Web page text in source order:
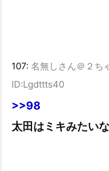
107: 名無しさん＠２ち
ID:Lgdttts40
>>98
太田はミキみたい